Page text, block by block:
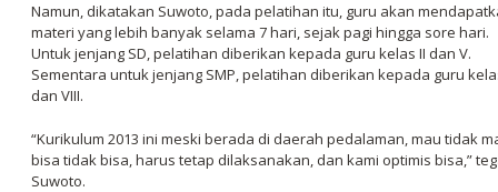
Namun, dikatakan Suwoto, pada pelatihan itu, guru akan
materi yang lebih banyak selama 7 hari, sejak pagi hingga sore hari.
Untuk jenjang SD, pelatihan diberikan kepada guru kelas II dan V.
Sementara untuk jenjang SMP, pelatihan diberikan kepada guru
dan VIII.
“Kurikulum 2013 ini meski berada di daerah pedalaman, mau tidak
bisa tidak bisa, harus tetap dilaksanakan, dan kami optimis bisa,”
Suwoto.